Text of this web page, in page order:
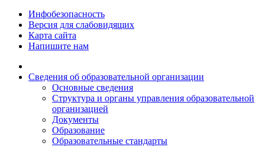
Инфобезопасность
Версия для слабовидящих
Карта сайта
Напишите нам
Сведения об образовательной организации
Основные сведения
Структура и органы управления образовательной
организацией
Документы
Образование
Образовательные стандарты